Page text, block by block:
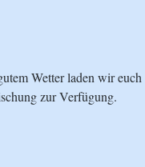
Wetter laden wir
zur Verfügung.